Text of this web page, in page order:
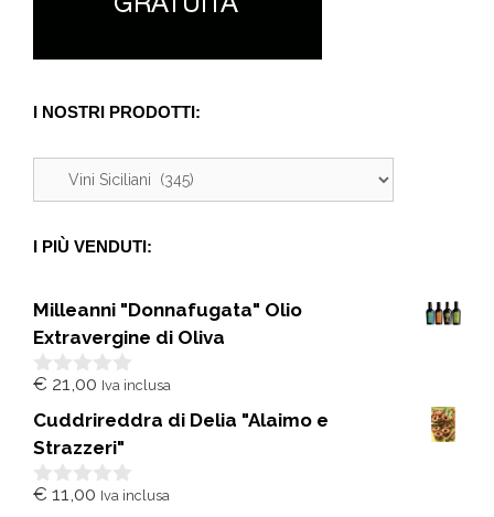
I NOSTRI PRODOTTI:
I PIÙ VENDUTI:
Milleanni "Donnafugata" Olio
Extravergine di Oliva
0
u
5
€ 21,00 Iva inclusa
Cuddrireddra di Delia "Alaimo e
Strazzeri"
0
€ 11,00 Iva inclusa